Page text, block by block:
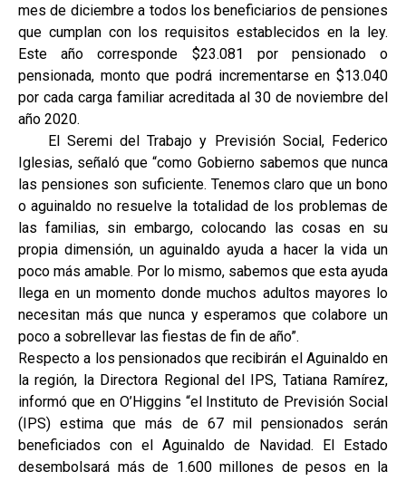
mes de diciembre a todos los beneficiarios de pensiones
que cumplan con los requisitos establecidos en la ley.
Este año corresponde $23.081 por pensionado o
pensionada, monto que podrá incrementarse en $13.040
por cada carga familiar acreditada al 30 de noviembre del
año 2020.
El Seremi del Trabajo y Previsión Social, Federico
Iglesias, señaló que “como Gobierno sabemos que nunca
las pensiones son suficiente. Tenemos claro que un bono
o aguinaldo no resuelve la totalidad de los problemas de
las familias, sin embargo, colocando las cosas en su
propia dimensión, un aguinaldo ayuda a hacer la vida un
poco más amable. Por lo mismo, sabemos que esta ayuda
llega en un momento donde muchos adultos mayores lo
necesitan más que nunca y esperamos que colabore un
poco a sobrellevar las fiestas de fin de año”.
Respecto a los pensionados que recibirán el Aguinaldo en
la región, la Directora Regional del IPS, Tatiana Ramírez,
informó que en O’Higgins “el Instituto de Previsión Social
(IPS) estima que más de 67 mil pensionados serán
beneficiados con el Aguinaldo de Navidad. El Estado
desembolsará más de 1.600 millones de pesos en la